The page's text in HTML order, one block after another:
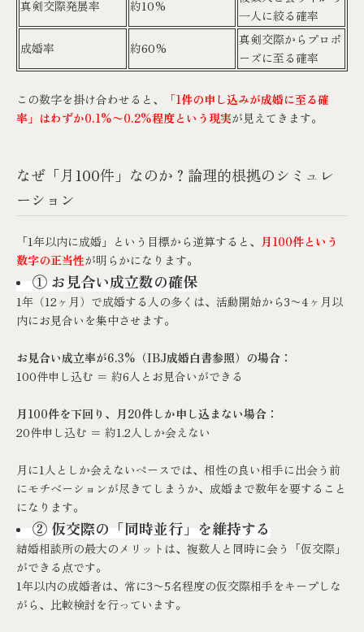
真剣交際発展率 約10%
一人に絞る確率
成婚率
約60%
真剣交際からプロポ
ーズに至る確率
この数字を掛け合わせると、
「1件の申し込みが成婚に至る確
率」はわずか0.1%〜0.2%程度という現実が見えてきます。
なぜ「月100件」なのか？論理的根拠のシミュレ
ーション
「1年以内に成婚」という目標から逆算すると、 月100件という
数字の正当性が明らかになります。
① お見合い成立数の確保
1年（12ヶ月）で成婚する人の多くは、活動開始から3〜4ヶ月以
内にお見合いを集中させます。
お見合い成立率が6.3%（IBJ成婚白書参照）の場合：
100件申し込む ＝ 約6人とお見合いができる
月100件を下回り、月20件しか申し込まない場合：
20件申し込む ＝ 約1.2人しか会えない
月に1人としか会えないペースでは、相性の良い相手に出会う前
にモチベーションが尽きてしまうか、成婚まで数年を要すること
になります。
② 仮交際の「同時並行」を維持する
結婚相談所の最大のメリットは、複数人と同時に会う「仮交際」
ができる点です。
1年以内の成婚者は、常に3〜5名程度の仮交際相手をキープしな
がら、比較検討を行っています。